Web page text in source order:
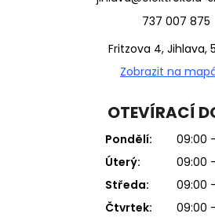
737 007 875
Fritzova 4, Jihlava,
Zobrazit na
OTEVÍRACÍ
Pondělí:
09:00
Úterý:
09:00
Středa:
09:00
Čtvrtek:
09:00